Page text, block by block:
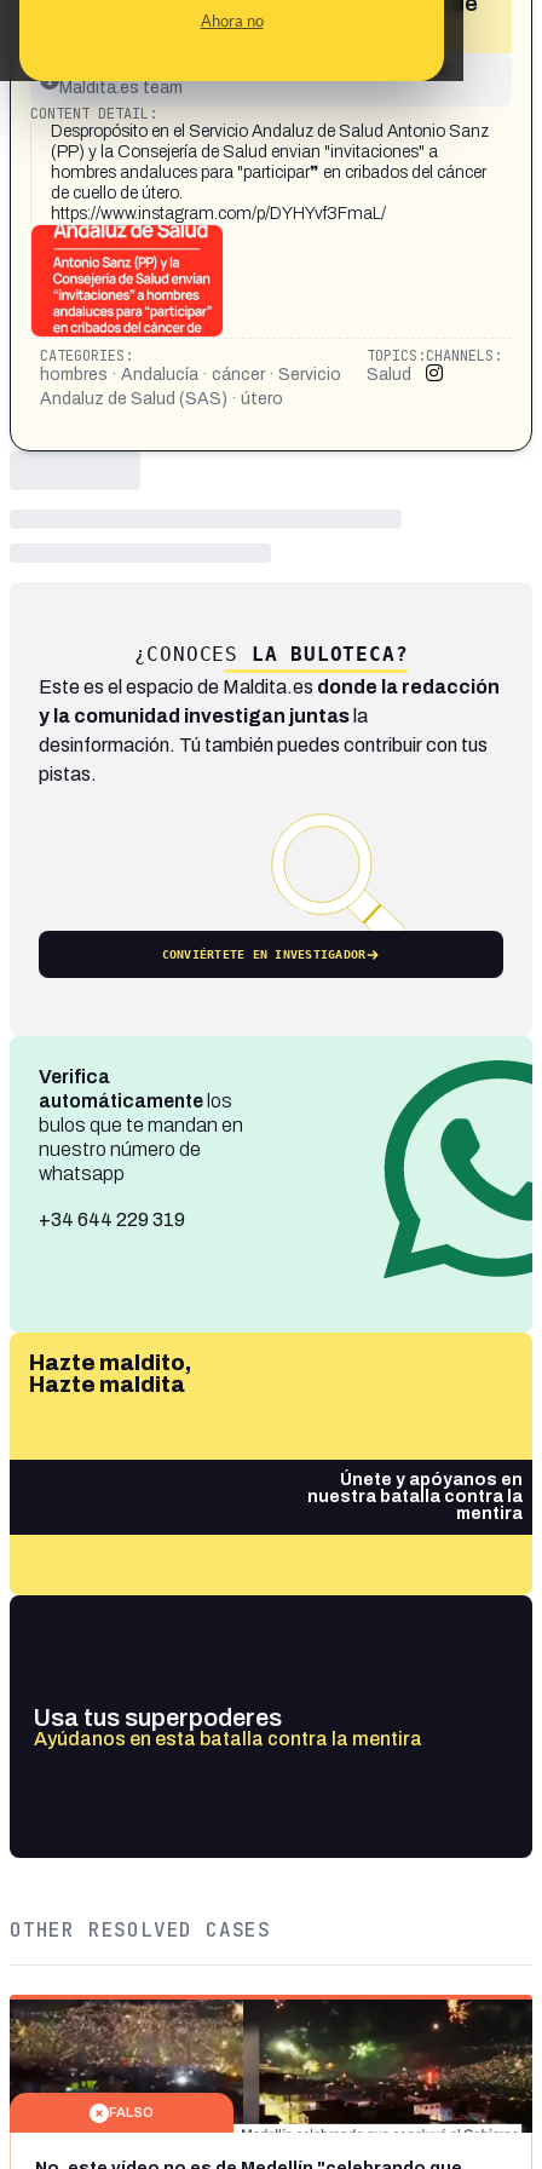
Ahora no
cuello de útero»
This content has not yet been investigated by the
Maldita.es team
CONTENT DETAIL:
Despropósito en el Servicio Andaluz de Salud Antonio Sanz
(PP) y la Consejería de Salud envian "invitaciones" a
hombres andaluces para "participar❞ en cribados del cáncer
de cuello de útero.
https://www.instagram.com/p/DYHYvf3FmaL/
CATEGORIES:
hombres · Andalucía · cáncer · Servicio
Andaluz de Salud (SAS) · útero
TOPICS:
Salud
CHANNELS:
¿CONOCES LA BULOTECA?
Este es el espacio de Maldita.es donde la redacción
y la comunidad investigan juntas la
desinformación. Tú también puedes contribuir con tus
pistas.
CONVIÉRTETE EN INVESTIGADOR
Verifica
automáticamente los
bulos que te mandan en
nuestro número de
whatsapp
+34 644 229 319
Hazte maldito,
Hazte maldita
Únete y apóyanos en
nuestra batalla contra la
mentira
Usa tus superpoderes
Ayúdanos en esta batalla contra la mentira
OTHER RESOLVED CASES
FALSO